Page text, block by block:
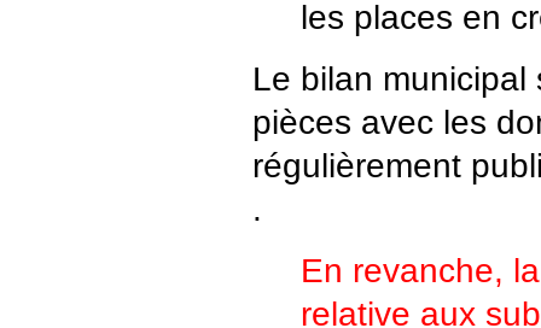
les places en
Le bilan municipal
pièces avec les
régulièrement
.
En revanche,
relative aux